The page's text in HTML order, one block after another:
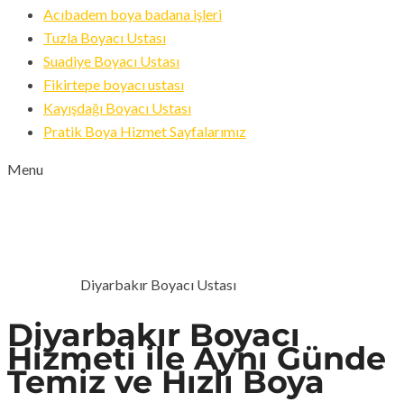
Acıbadem boya badana işleri
Tuzla Boyacı Ustası
Suadiye Boyacı Ustası
Fikirtepe boyacı ustası
Kayışdağı Boyacı Ustası
Pratik Boya Hizmet Sayfalarımız
Menu
Diyarbakır Boyacı Ustası
Diyarbakır Boyacı
Hizmeti ile Aynı Günde
Temiz ve Hızlı Boya